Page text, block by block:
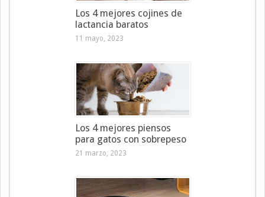
Los 4 mejores cojines de
lactancia baratos
11 mayo, 2023
Los 4 mejores piensos
para gatos con sobrepeso
21 marzo, 2023